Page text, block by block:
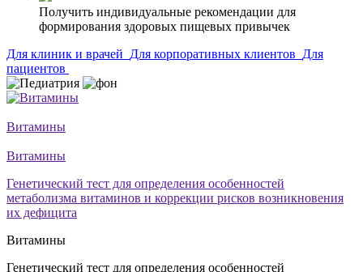
Получить индивидуальные рекомендации для
формирования здоровых пищевых привычек
Для клиник и врачей Для корпоративных клиентов Для
пациентов
Витамины
Витамины
Генетический тест для определения особенностей
метаболизма витаминов и коррекции рисков возникновения
их дефицита
Витамины
Генетический тест для определения особенностей